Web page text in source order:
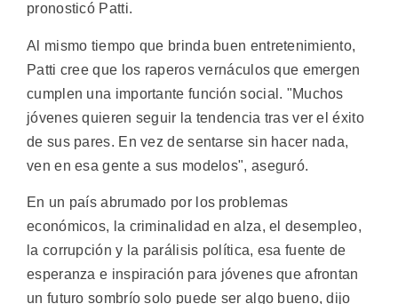
pronosticó Patti.
Al mismo tiempo que brinda buen entretenimiento,
Patti cree que los raperos vernáculos que emergen
cumplen una importante función social. "Muchos
jóvenes quieren seguir la tendencia tras ver el éxito
de sus pares. En vez de sentarse sin hacer nada,
ven en esa gente a sus modelos", aseguró.
En un país abrumado por los problemas
económicos, la criminalidad en alza, el desempleo,
la corrupción y la parálisis política, esa fuente de
esperanza e inspiración para jóvenes que afrontan
un futuro sombrío solo puede ser algo bueno, dijo